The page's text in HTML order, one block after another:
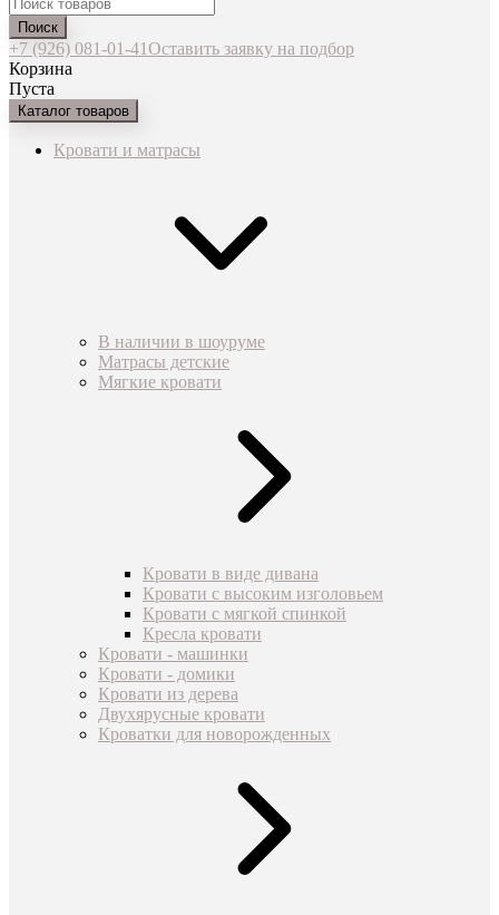
Поиск
+7 (926) 081-01-41Оставить заявку на подбор
Корзина
Пуста
Каталог товаров
Кровати и матрасы
В наличии в шоуруме
Матрасы детские
Мягкие кровати
Кровати в виде дивана
Кровати с высоким изголовьем
Кровати с мягкой спинкой
Кресла кровати
Кровати - машинки
Кровати - домики
Кровати из дерева
Двухярусные кровати
Кроватки для новорожденных